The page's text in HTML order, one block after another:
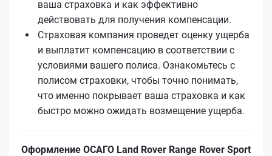
ваша страховка и как эффективно
действовать для получения компенсации.
Страховая компания проведет оценку ущерба
и выплатит компенсацию в соответствии с
условиями вашего полиса. Ознакомьтесь с
полисом страховки, чтобы точно понимать,
что именно покрывает ваша страховка и как
быстро можно ожидать возмещение ущерба.
Оформление ОСАГО Land Rover Range Rover Sport